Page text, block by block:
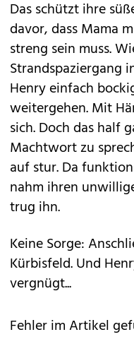
Das schützt ihre
davor, dass Mama
streng sein muss.
Strandspaziergang
Henry einfach
weitergehen. Mit
sich. Doch das half
Machtwort zu
auf stur. Da
nahm ihren
trug ihn.
Keine Sorge:
Kürbisfeld. Und
vergnügt...
Fehler im Artikel